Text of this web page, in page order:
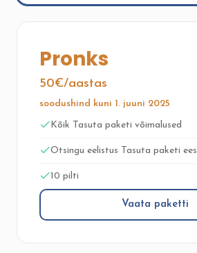
Pronks
50€/aastas
soodushind kuni 1. juuni 2025
Kõik Tasuta paketi võimalused
Otsingu eelistus Tasuta paketi ees
10 pilti
Vaata paketti